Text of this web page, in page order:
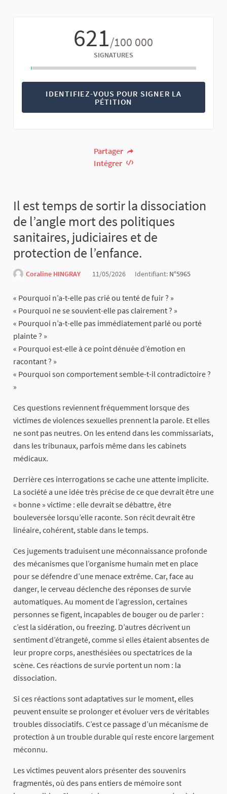
621/100 000
SIGNATURES
IDENTIFIEZ-VOUS POUR SIGNER LA
PÉTITION
Partager
Intégrer
Il est temps de sortir la dissociation
de l’angle mort des politiques
sanitaires, judiciaires et de
protection de l’enfance.
Coraline HINGRAY 11/05/2026 Identifiant: N°5965
« Pourquoi n’a-t-elle pas crié ou tenté de fuir ? »
« Pourquoi ne se souvient-elle pas clairement ? »
« Pourquoi n’a-t-elle pas immédiatement parlé ou porté
plainte ? »
« Pourquoi est-elle à ce point dénuée d’émotion en
racontant ? »
« Pourquoi son comportement semble-t-il contradictoire ?
»
Ces questions reviennent fréquemment lorsque des
victimes de violences sexuelles prennent la parole. Et elles
ne sont pas neutres. On les entend dans les commissariats,
dans les tribunaux, parfois même dans les cabinets
médicaux.
Derrière ces interrogations se cache une attente implicite.
La société a une idée très précise de ce que devrait être une
« bonne » victime : elle devrait se débattre, être
bouleversée lorsqu’elle raconte. Son récit devrait être
linéaire, cohérent, stable dans le temps.
Ces jugements traduisent une méconnaissance profonde
des mécanismes que l’organisme humain met en place
pour se défendre d’une menace extrême. Car, face au
danger, le cerveau déclenche des réponses de survie
automatiques. Au moment de l’agression, certaines
personnes se figent, incapables de bouger ou de parler :
c’est la sidération, ou freezing. D’autres décrivent un
sentiment d’étrangeté, comme si elles étaient absentes de
leur propre corps, anesthésiées ou spectatrices de la
scène. Ces réactions de survie portent un nom : la
dissociation.
Si ces réactions sont adaptatives sur le moment, elles
peuvent ensuite se prolonger et évoluer vers de véritables
troubles dissociatifs. C’est ce passage d’un mécanisme de
protection à un trouble durable qui reste encore largement
méconnu.
Les victimes peuvent alors présenter des souvenirs
fragmentés, où des pans entiers de mémoire sont